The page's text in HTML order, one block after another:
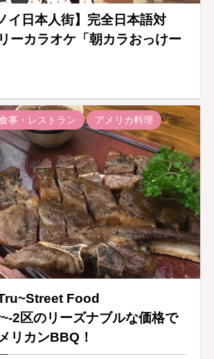
イ日本人街】完全日本語対
ーカラオケ「朝カラおっけー
事・レストラン アメリカ料理
Food
2区のリーズナブルな価格で
リカンBBQ！